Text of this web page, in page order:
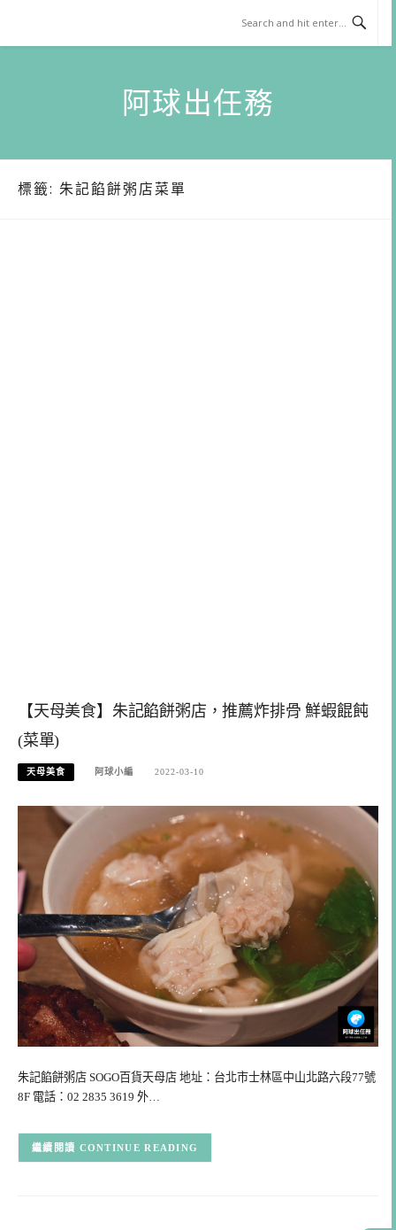
content
阿球出任務
標籤: 朱記餡餅粥店菜單
【天母美食】朱記餡餅粥店，推薦炸排骨 鮮蝦餛飩
(菜單)
天母美食 阿球小編 2022-03-10
朱記餡餅粥店 SOGO百貨天母店 地址：台北市士林區中山北路六段77號
8F 電話：02 2835 3619 外…
CONTINUE READING